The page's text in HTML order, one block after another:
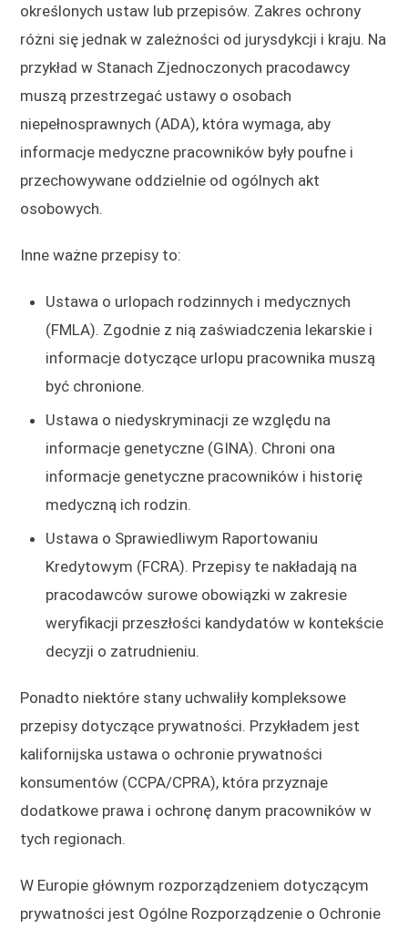
określonych ustaw lub przepisów. Zakres ochrony
różni się jednak w zależności od jurysdykcji i kraju. Na
przykład w Stanach Zjednoczonych pracodawcy
muszą przestrzegać ustawy o osobach
niepełnosprawnych (ADA), która wymaga, aby
informacje medyczne pracowników były poufne i
przechowywane oddzielnie od ogólnych akt
osobowych.
Inne ważne przepisy to:
Ustawa o urlopach rodzinnych i medycznych
(FMLA). Zgodnie z nią zaświadczenia lekarskie i
informacje dotyczące urlopu pracownika muszą
być chronione.
Ustawa o niedyskryminacji ze względu na
informacje genetyczne (GINA). Chroni ona
informacje genetyczne pracowników i historię
medyczną ich rodzin.
Ustawa o Sprawiedliwym Raportowaniu
Kredytowym (FCRA). Przepisy te nakładają na
pracodawców surowe obowiązki w zakresie
weryfikacji przeszłości kandydatów w kontekście
decyzji o zatrudnieniu.
Ponadto niektóre stany uchwaliły kompleksowe
przepisy dotyczące prywatności. Przykładem jest
kalifornijska ustawa o ochronie prywatności
konsumentów (CCPA/CPRA), która przyznaje
dodatkowe prawa i ochronę danym pracowników w
tych regionach.
W Europie głównym rozporządzeniem dotyczącym
prywatności jest Ogólne Rozporządzenie o Ochronie